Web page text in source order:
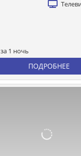
за 1 ночь
ПОДРОБНЕЕ